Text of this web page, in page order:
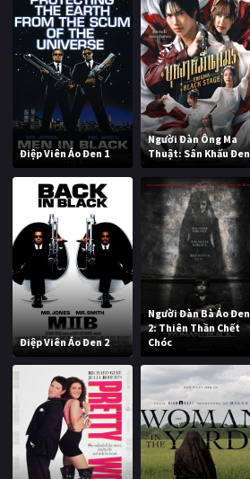
Điệp Viên Áo Đen 1
Người Đàn Ông Ma
Thuật: Sân Khấu Đen
Điệp Viên Áo Đen 2
Người Đàn Bà Áo Đen
2: Thiên Thần Chết
Chóc